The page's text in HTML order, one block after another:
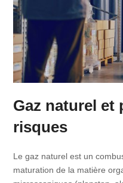
Gaz naturel et
risques
Le gaz naturel est un
maturation de la matière